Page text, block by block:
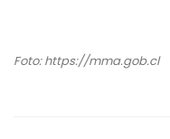
Foto: https://mma.gob.cl